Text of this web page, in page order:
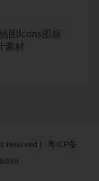
图Icons图标
素材
reserved
粤ICP备